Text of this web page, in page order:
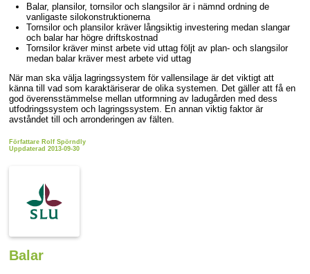
Balar, plansilor, tornsilor och slangsilor är i nämnd ordning de
vanligaste silokonstruktionerna
Tornsilor och plansilor kräver långsiktig investering medan slangar
och balar har högre driftskostnad
Tornsilor kräver minst arbete vid uttag följt av plan- och slangsilor
medan balar kräver mest arbete vid uttag
När man ska välja lagringssystem för vallensilage är det viktigt att
känna till vad som karaktäriserar de olika systemen. Det gäller att få en
god överensstämmelse mellan utformning av ladugården med dess
utfodringssystem och lagringssystem. En annan viktig faktor är
avståndet till och arronderingen av fälten.
Författare Rolf Spörndly
Uppdaterad 2013-09-30
Balar